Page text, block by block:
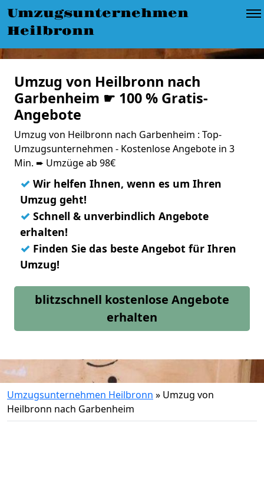
Umzugsunternehmen
Heilbronn
Umzug von Heilbronn nach
Garbenheim ☛ 100 % Gratis-
Angebote
Umzug von Heilbronn nach Garbenheim : Top-
Umzugsunternehmen - Kostenlose Angebote in 3
Min. ➨ Umzüge ab 98€
✓ Wir helfen Ihnen, wenn es um Ihren
Umzug geht!
✓ Schnell & unverbindlich Angebote
erhalten!
✓ Finden Sie das beste Angebot für Ihren
Umzug!
blitzschnell kostenlose Angebote
erhalten
Umzugsunternehmen Heilbronn » Umzug von
Heilbronn nach Garbenheim